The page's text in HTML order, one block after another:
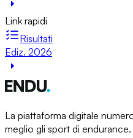
Link rapidi
Risultati
Ediz. 2026
La piattaforma digitale
meglio gli sport di endurance.